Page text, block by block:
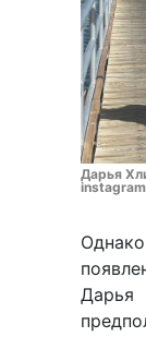
Дарья